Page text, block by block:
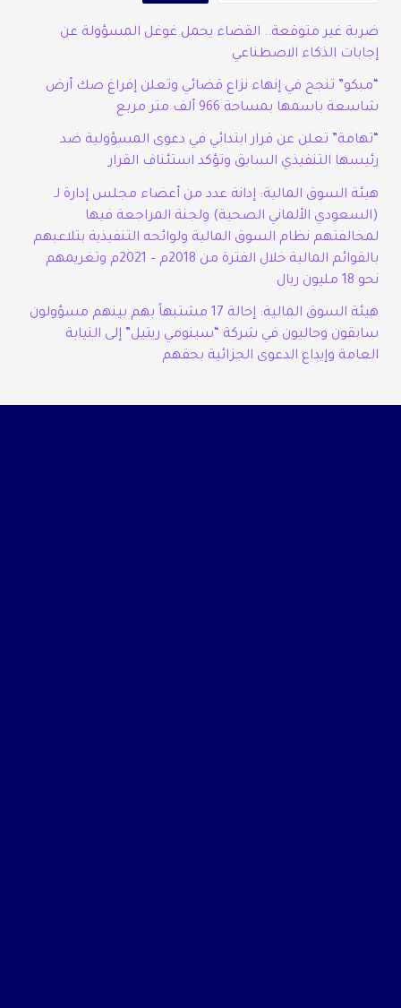
ضربة غير متوقعة.. القضاء يحمل غوغل المسؤولة عن
إجابات الذكاء الاصطناعي
“مبكو” تنجح في إنهاء نزاع قضائي وتعلن إفراغ صك أرض
شاسعة باسمها بمساحة 966 ألف متر مربع
“تهامة” تعلن عن قرار ابتدائي في دعوى المسؤولية ضد
رئيسها التنفيذي السابق وتؤكد استئناف القرار
هيئة السوق المالية: إدانة عدد من أعضاء مجلس إدارة لـ
(السعودي الألماني الصحية) ولجنة المراجعة فيها
لمخالفتهم نظام السوق المالية ولوائحه التنفيذية بتلاعبهم
بالقوائم المالية خلال الفترة من 2018م – 2021م وتغريمهم
نحو 18 مليون ريال
هيئة السوق المالية: إحالة 17 مشتبهاً بهم بينهم مسؤولون
سابقون وحاليون في شركة “سينومي ريتيل” إلى النيابة
العامة وإيداع الدعوى الجزائية بحقهم